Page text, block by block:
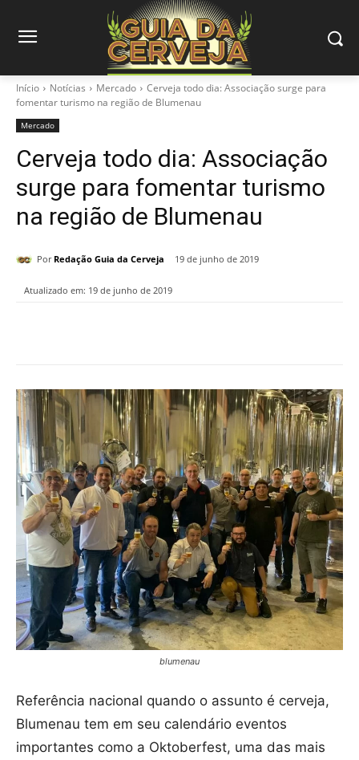
Início Notícias Mercado
Cerveja todo dia: Associação surge para
fomentar turismo na região de Blumenau
Mercado
Cerveja todo dia: Associação
surge para fomentar turismo
na região de Blumenau
Por Redação Guia da Cerveja 19 de junho de 2019
Atualizado em: 19 de junho de 2019
blumenau
Referência nacional quando o assunto é cerveja,
Blumenau tem em seu calendário eventos
importantes como a Oktoberfest, uma das mais